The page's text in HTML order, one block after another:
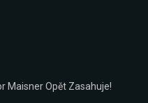
Maisner Opět Zasahuje!